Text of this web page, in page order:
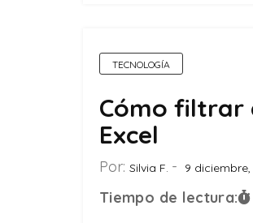
TECNOLOGÍA
Cómo filtrar
Excel
Por: Silvia F. 9 diciembre,
Tiempo de lectura: